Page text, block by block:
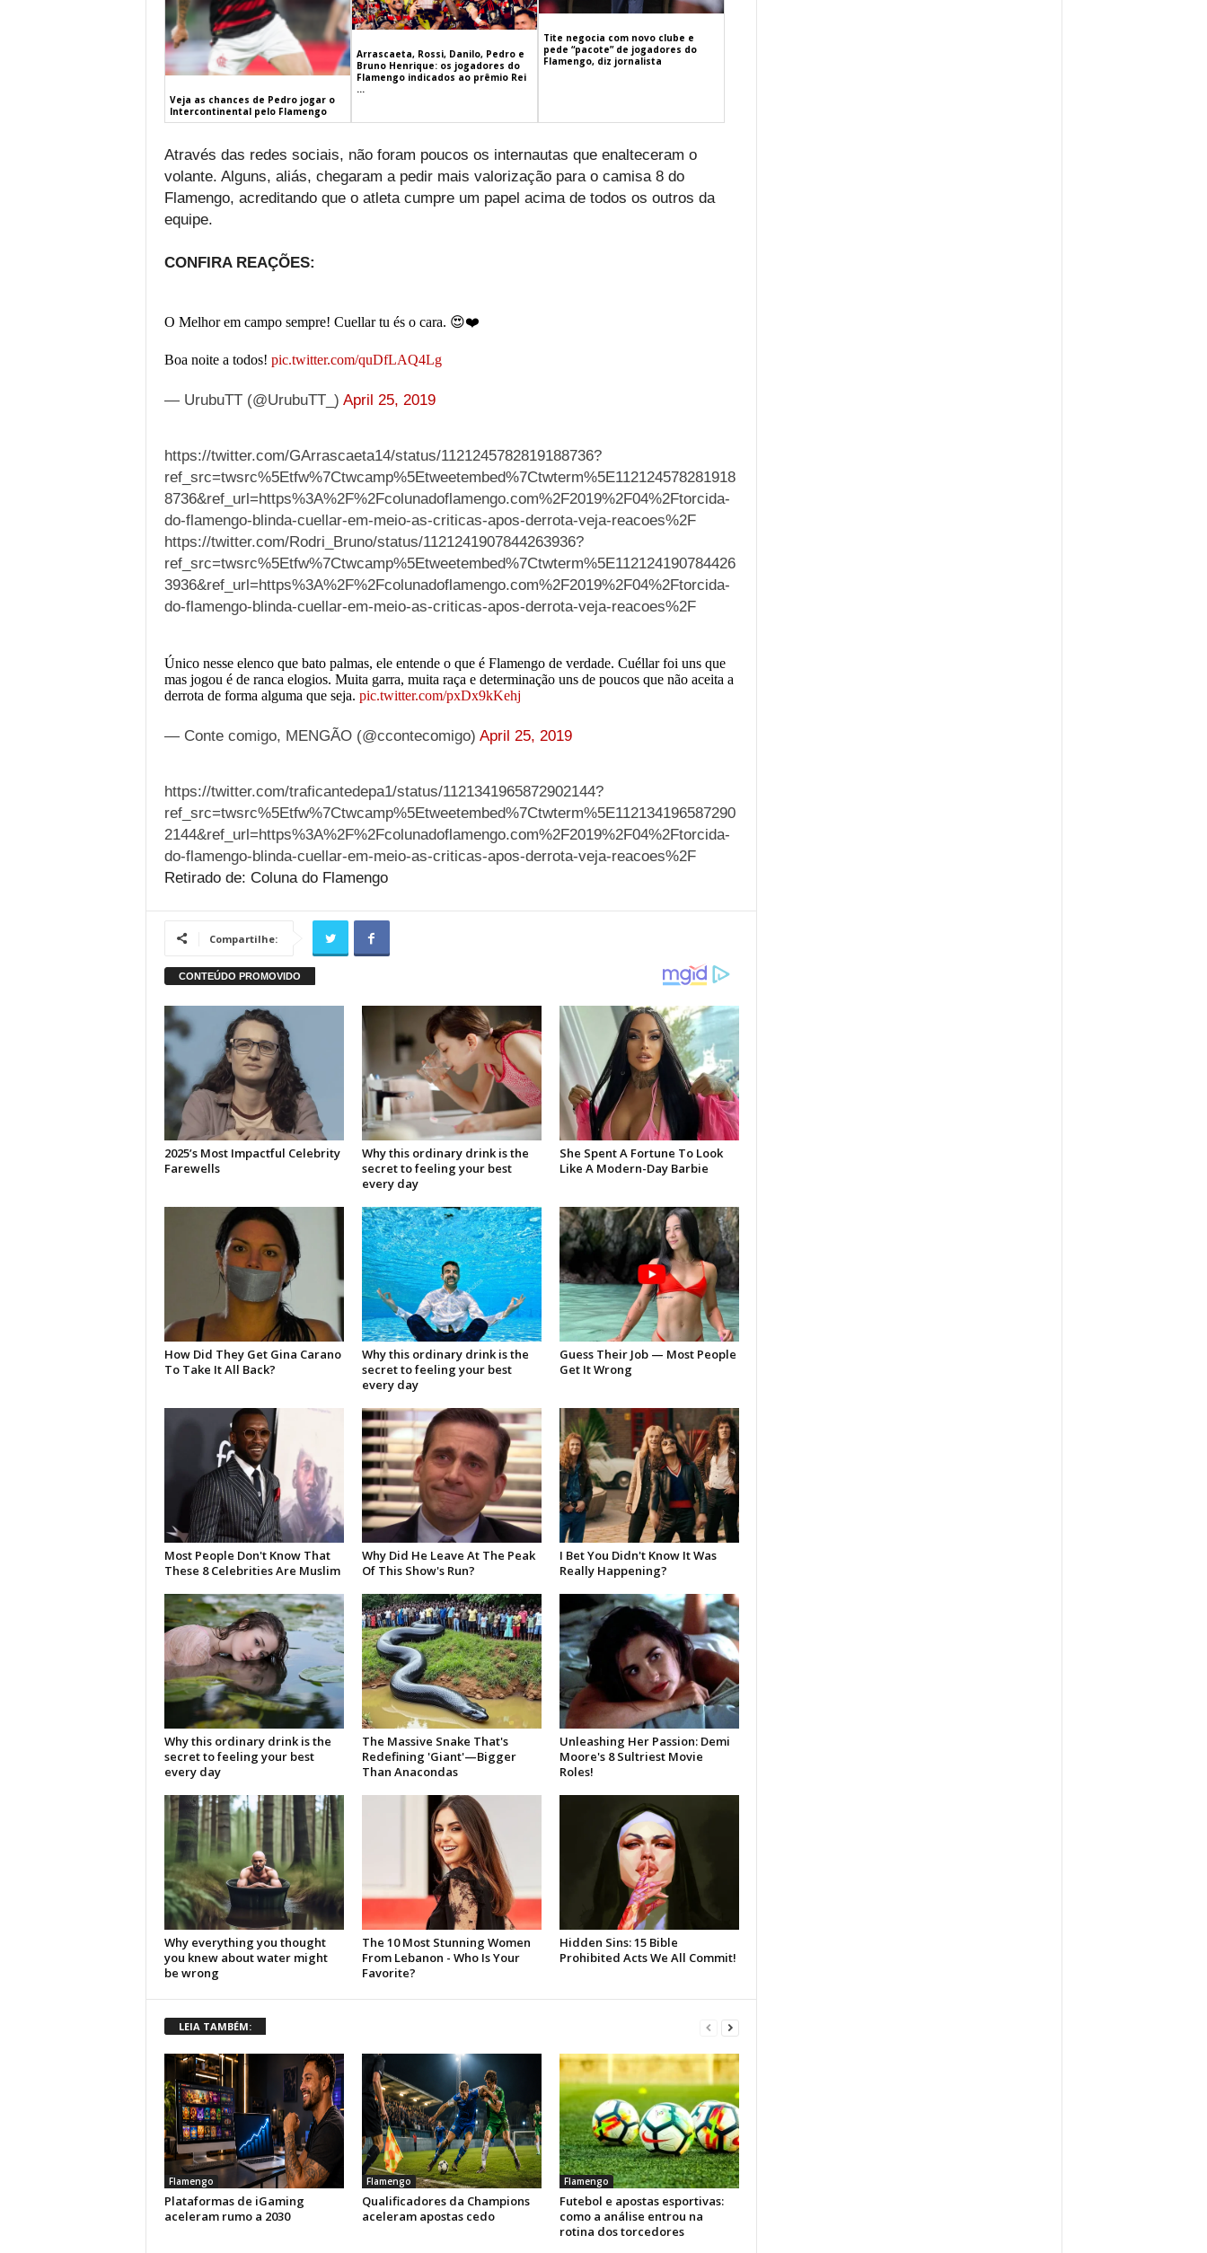
Veja as chances de Pedro jogar o
Intercontinental pelo Flamengo
Arrascaeta, Rossi, Danilo, Pedro e
Bruno Henrique: os jogadores do
Flamengo indicados ao prêmio Rei
...
Tite negocia com novo clube e
pede “pacote” de jogadores do
Flamengo, diz jornalista
Através das redes sociais, não foram poucos os internautas que enalteceram o
volante. Alguns, aliás, chegaram a pedir mais valorização para o camisa 8 do
Flamengo, acreditando que o atleta cumpre um papel acima de todos os outros da
equipe.
CONFIRA REAÇÕES:
O Melhor em campo sempre! Cuellar tu és o cara. 😍❤️
Boa noite a todos! pic.twitter.com/quDfLAQ4Lg
— UrubuTT (@UrubuTT_) April 25, 2019
https://twitter.com/GArrascaeta14/status/1121245782819188736?
ref_src=twsrc%5Etfw%7Ctwcamp%5Etweetembed%7Ctwterm%5E112124578281918
8736&ref_url=https%3A%2F%2Fcolunadoflamengo.com%2F2019%2F04%2Ftorcida-
do-flamengo-blinda-cuellar-em-meio-as-criticas-apos-derrota-veja-reacoes%2F
https://twitter.com/Rodri_Bruno/status/1121241907844263936?
ref_src=twsrc%5Etfw%7Ctwcamp%5Etweetembed%7Ctwterm%5E112124190784426
3936&ref_url=https%3A%2F%2Fcolunadoflamengo.com%2F2019%2F04%2Ftorcida-
do-flamengo-blinda-cuellar-em-meio-as-criticas-apos-derrota-veja-reacoes%2F
Único nesse elenco que bato palmas, ele entende o que é Flamengo de verdade. Cuéllar foi uns que
mas jogou é de ranca elogios. Muita garra, muita raça e determinação uns de poucos que não aceita a
derrota de forma alguma que seja. pic.twitter.com/pxDx9kKehj
— Conte comigo, MENGÃO (@ccontecomigo) April 25, 2019
https://twitter.com/traficantedepa1/status/1121341965872902144?
ref_src=twsrc%5Etfw%7Ctwcamp%5Etweetembed%7Ctwterm%5E112134196587290
2144&ref_url=https%3A%2F%2Fcolunadoflamengo.com%2F2019%2F04%2Ftorcida-
do-flamengo-blinda-cuellar-em-meio-as-criticas-apos-derrota-veja-reacoes%2F
Retirado de: Coluna do Flamengo
Compartilhe:
LEIA TAMBÉM:
Flamengo
Plataformas de iGaming
aceleram rumo a 2030
Flamengo
Qualificadores da Champions
aceleram apostas cedo
Flamengo
Futebol e apostas esportivas:
como a análise entrou na
rotina dos torcedores